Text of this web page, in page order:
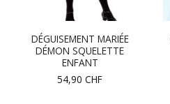
DÉGUISEMENT MARIÉE
DÉMON SQUELETTE
ENFANT
54,90 CHF